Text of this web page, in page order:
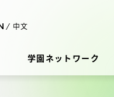
学園ネットワーク
中文